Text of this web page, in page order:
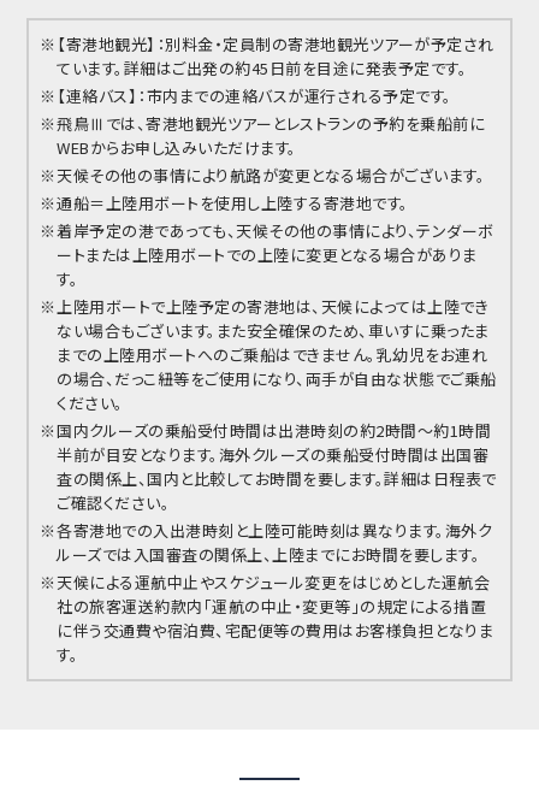
【寄港地観光】：別料金・定員制の寄港地観光ツアーが予定され
ています。詳細はご出発の約45日前を目途に発表予定です。
【連絡バス】：市内までの連絡バスが運行される予定です。
飛鳥Ⅲでは、寄港地観光ツアーとレストランの予約を乗船前に
WEBからお申し込みいただけます。
天候その他の事情により航路が変更となる場合がございます。
通船＝上陸用ボートを使用し上陸する寄港地です。
着岸予定の港であっても、天候その他の事情により、テンダーボ
ートまたは上陸用ボートでの上陸に変更となる場合がありま
す。
上陸用ボートで上陸予定の寄港地は、天候によっては上陸でき
ない場合もございます。また安全確保のため、車いすに乗ったま
までの上陸用ボートへのご乗船はできません。乳幼児をお連れ
の場合、だっこ紐等をご使用になり、両手が自由な状態でご乗船
ください。
国内クルーズの乗船受付時間は出港時刻の約2時間～約1時間
半前が目安となります。海外クルーズの乗船受付時間は出国審
査の関係上、国内と比較してお時間を要します。詳細は日程表で
ご確認ください。
各寄港地での入出港時刻と上陸可能時刻は異なります。海外ク
ルーズでは入国審査の関係上、上陸までにお時間を要します。
天候による運航中止やスケジュール変更をはじめとした運航会
社の旅客運送約款内「運航の中止・変更等」の規定による措置
に伴う交通費や宿泊費、宅配便等の費用はお客様負担となりま
す。